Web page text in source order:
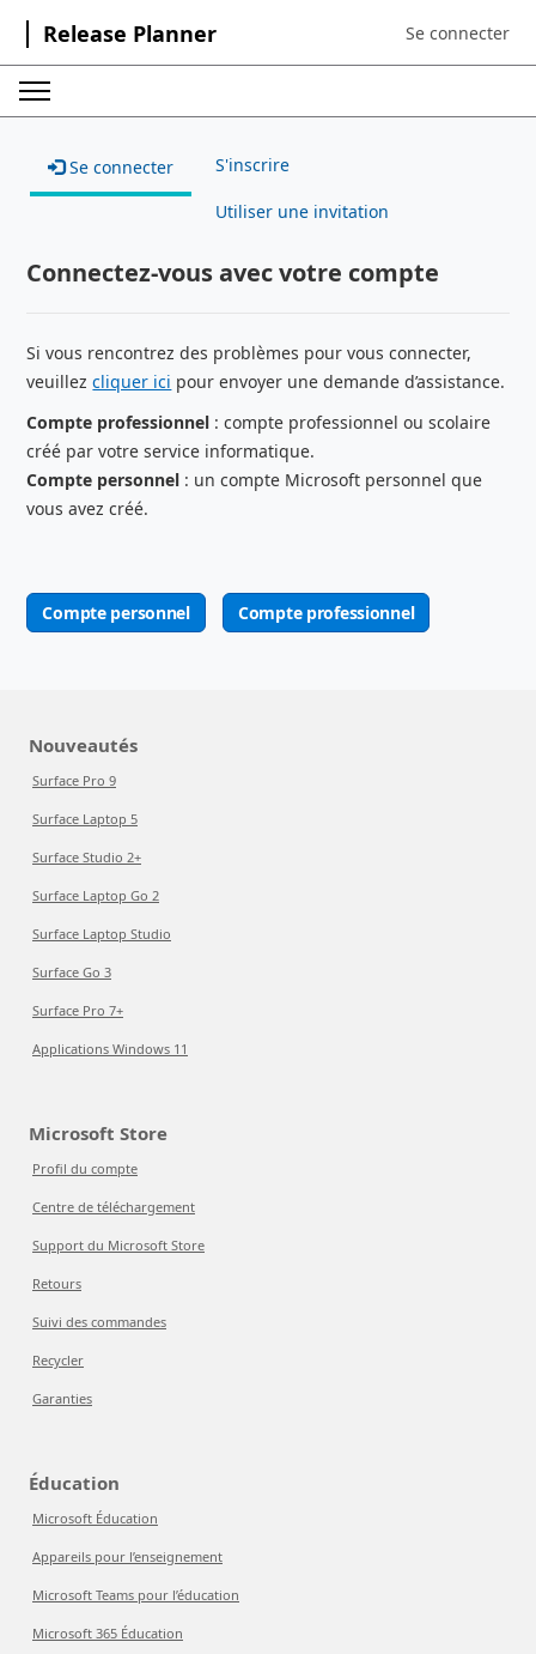
Release Planner Sign in to your
Se connecter
Se connecter S'inscrire
Utiliser une invitation
Connectez-vous avec votre compte
Si vous rencontrez des problèmes pour vous connecter,
veuillezcliquer ici pour envoyer une demande d’assistance.
Compte professionnel : compte professionnel ou scolaire
créé par votre service informatique.
Compte personnel : un compte Microsoft personnel que
vous avez créé.
Compte personnel Compte professionnel
Nouveautés
Surface Pro 9
Surface Laptop 5
Surface Studio 2+
Surface Laptop Go 2
Surface Laptop Studio
Surface Go 3
Surface Pro 7+
Applications Windows 11
Microsoft Store
Profil du compte
Centre de téléchargement
Support du Microsoft Store
Retours
Suivi des commandes
Recycler
Garanties
Éducation
Microsoft Éducation
Appareils pour l’enseignement
Microsoft Teams pour l’éducation
Microsoft 365 Éducation